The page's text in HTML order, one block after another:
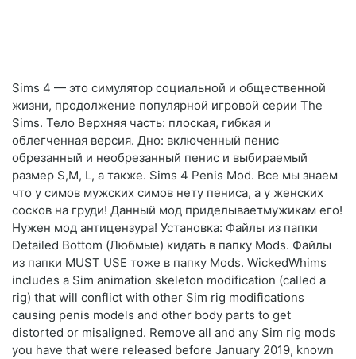
Sims 4 — это симулятор социальной и общественной
жизни, продолжение популярной игровой серии The
Sims. Тело Верхняя часть: плоская, гибкая и
облегченная версия. Дно: включенный пенис
обрезанный и необрезанный пенис и выбираемый
размер S,M, L, а также. Sims 4 Penis Mod. Все мы знаем
что у симов мужских симов нету пениса, а у женских
сосков на груди! Данный мод приделываетмужикам его!
Нужен мод антицензура! Установка: Файлы из папки
Detailed Bottom (Любмые) кидать в папку Mods. Файлы
из папки MUST USE тоже в папку Mods. WickedWhims
includes a Sim animation skeleton modification (called a
rig) that will conflict with other Sim rig modifications
causing penis models and other body parts to get
distorted or misaligned. Remove all and any Sim rig mods
you have that were released before January 2019, known